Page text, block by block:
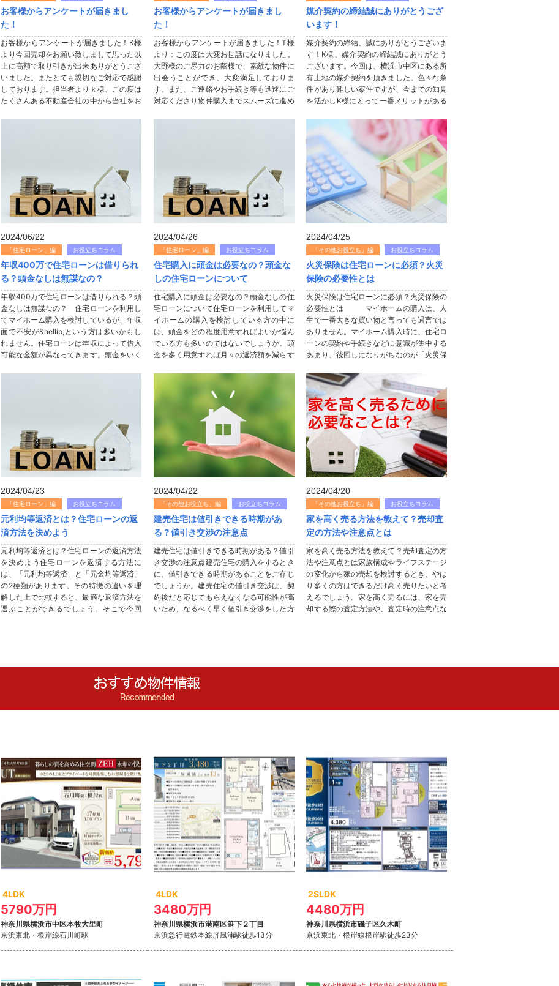
お客様からアンケートが届きまし
た！
お客様からアンケートが届きました！K様
より今回売却をお願い致しまして思った以
上に高額で取り引きが出来ありがとうござ
いました。またとても親切なご対応で感謝
しております。担当者よりｋ様、この度は
たくさんある不動産会社の中から当社をお
お客様からアンケートが届きまし
た！
お客様からアンケートが届きました！T様
より：この度は大変お世話になりました。
大野様のご尽力のお蔭様で、素敵な物件に
出会うことができ、大変満足しておりま
す。また、ご連絡やお手続き等も迅速にご
対応くださり物件購入までスムーズに進め
媒介契約の締結誠にありがとうござ
います！
媒介契約の締結、誠にありがとうございま
す！K様、媒介契約の締結誠にありがとう
ございます。今回は、横浜市中区にある所
有土地の媒介契約を頂きました。色々な条
件があり難しい案件ですが、今までの知見
を活かしK様にとって一番メリットがある
年近くかかる案件ですので、引き続き...
2024/06/22
「住宅ローン」編 お役立ちコラム
年収400万で住宅ローンは借りられ
る？頭金なしは無謀なの？
年収400万で住宅ローンは借りられる？頭
金なしは無謀なの？ 住宅ローンを利用し
てマイホーム購入を検討しているが、年収
面で不安が&hellip;という方は多いかもし
れません。住宅ローンは年収によって借入
可能な金額が異なってきます。頭金をいく
2024/04/26
「住宅ローン」編 お役立ちコラム
住宅購入に頭金は必要なの？頭金な
しの住宅ローンについて
住宅購入に頭金は必要なの？頭金なしの住
宅ローンについて住宅ローンを利用してマ
イホームの購入を検討している方の中に
は、頭金をどの程度用意すればよいか悩ん
でいる方も多いのではないでしょうか。頭
金を多く用意すれば月々の返済額を減らす
用意するのはなかなか大変なことです。...
2024/04/25
「その他お役立ち」編 お役立ちコラム
火災保険は住宅ローンに必須？火災
保険の必要性とは
火災保険は住宅ローンに必須？火災保険の
必要性とは マイホームの購入は、人
生で一番大きな買い物と言っても過言では
ありません。マイホーム購入時に、住宅ロ
ーンの契約や手続きなどに意識が集中する
あまり、後回しになりがちなのが「火災保
係にある、火災保険の必要性や加入の...
2024/04/23
「住宅ローン」編 お役立ちコラム
元利均等返済とは？住宅ローンの返
済方法を決めよう
元利均等返済とは？住宅ローンの返済方法
を決めよう住宅ローンを返済する方法に
は、「元利均等返済」と「元金均等返済」
の2種類があります。その特徴の違いを理
解した上で比較すると、最適な返済方法を
選ぶことができるでしょう。そこで今回
2024/04/22
「その他お役立ち」編 お役立ちコラム
建売住宅は値引きできる時期があ
る？値引き交渉の注意点
建売住宅は値引きできる時期がある？値引
き交渉の注意点建売住宅の購入をするとき
に、値引きできる時期があることをご存じ
でしょうか。建売住宅の値引き交渉は、契
約後だと応じてもらえなくなる可能性が高
いため、なるべく早く値引き交渉をした方
2024/04/20
「その他お役立ち」編 お役立ちコラム
家を高く売る方法を教えて？売却査
定の方法や注意点とは
家を高く売る方法を教えて？売却査定の方
法や注意点とは家族構成やライフステージ
の変化から家の売却を検討するとき、やは
り多くの方はできるだけ高く売りたいと考
えるでしょう。家を高く売るには、家を売
却する際の査定方法や、査定時の注意点な
4LDK
5790万円
神奈川県横浜市中区本牧大里町
京浜東北・根岸線石川町駅
4LDK
3480万円
神奈川県横浜市港南区笹下２丁目
京浜急行電鉄本線屏風浦駅徒歩13分
2SLDK
4480万円
神奈川県横浜市磯子区久木町
京浜東北・根岸線根岸駅徒歩23分